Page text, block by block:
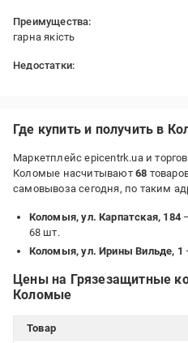
Преимущества:
гарна якість
Недостатки:
Где купить и получить в
Маркетплейс epicentrk.ua и
Коломые насчитывают 68
самовывоза сегодня, по таким
Коломыя, ул. Карпатская, 184
68 шт.
Коломыя, ул. Ирины Вильде, 1
Цены на Грязезащитные
Коломые
Товар